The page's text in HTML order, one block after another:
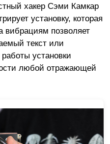
хакер Сэми Камкар
установку, которая
вибрациям позволяет
текст или
установки
любой отражающей